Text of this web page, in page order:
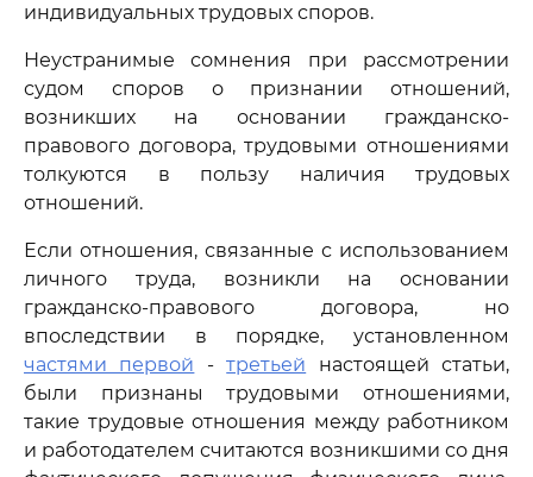
индивидуальных трудовых споров.
Неустранимые сомнения при рассмотрении
судом споров о признании отношений,
возникших на основании гражданско-
правового договора, трудовыми отношениями
толкуются в пользу наличия трудовых
отношений.
Если отношения, связанные с использованием
личного труда, возникли на основании
гражданско-правового договора, но
впоследствии в порядке, установленном
частями первой -третьей настоящей статьи,
были признаны трудовыми отношениями,
такие трудовые отношения между работником
и работодателем считаются возникшими со дня